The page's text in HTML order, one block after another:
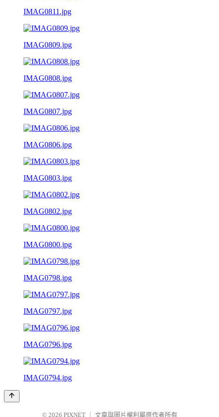
IMAG0811.jpg
IMAG0809.jpg
IMAG0808.jpg
IMAG0807.jpg
IMAG0806.jpg
IMAG0803.jpg
IMAG0802.jpg
IMAG0800.jpg
IMAG0798.jpg
IMAG0797.jpg
IMAG0796.jpg
IMAG0794.jpg
© 2026 PIXNET 文章與圖片權利屬原作者所有